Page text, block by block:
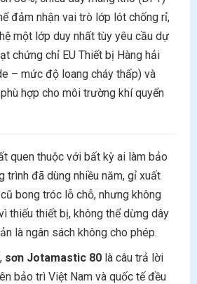
đảm nhận vai trò lớp lót chống rỉ,
một lớp duy nhất tùy yêu cầu dự
chứng chỉ EU Thiết bị Hàng hải
– mức độ loang cháy thấp) và
hợp cho môi trường khí quyển
quen thuộc với bất kỳ ai làm bảo
trình đã dùng nhiều năm, gỉ xuất
bong tróc lỗ chỗ, nhưng không
thiếu thiết bị, không thể dừng dây
là ngân sách không cho phép.
sơn Jotamastic 80 là câu trả lời
bảo trì Việt Nam và quốc tế đều